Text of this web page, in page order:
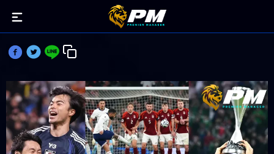
10 ไฮไลท์ช่วงเบรก ทีมชาติ ของดาวเตะFPL